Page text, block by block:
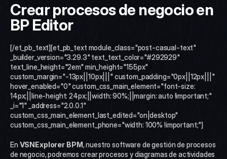
Crear procesos de negocio en
BP Editor
[/et_pb_text][et_pb_text module_class="post-casual-text"
_builder_version="3.29.3" text_text_color="#292929"
text_line_height="2em" min_height="155px"
custom_margin="-13px||10px|||" custom_padding="0px||12px|||"
hover_enabled="0" custom_css_main_element="font-size:
14px;||line-height: 24px;||width: 90%;||margin: auto !important;"
_i="1" _address="2.0.0.1"
custom_css_main_element_last_edited="on|desktop"
custom_css_main_element_phone="width: 100% !important;"]
En VSNExplorer BPM, nuestro software de gestión de procesos
de negocio, podremos crear procesos y diagramas de actividades